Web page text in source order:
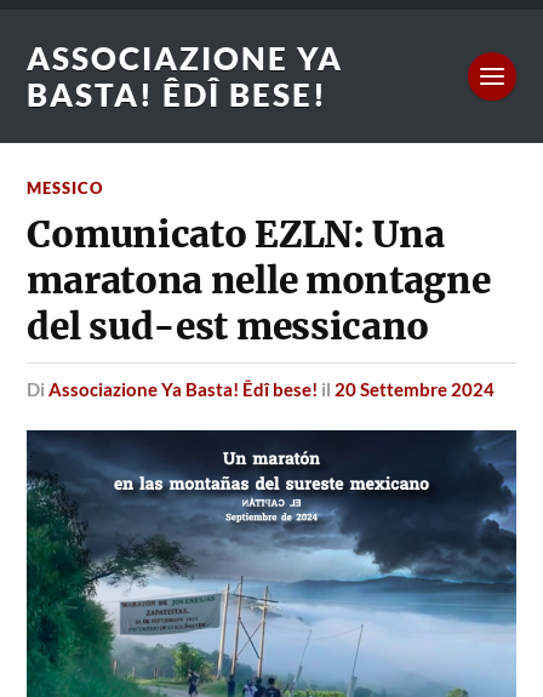
ASSOCIAZIONE YA
BASTA! ÊDÎ BESE!
MESSICO
Comunicato EZLN: Una
maratona nelle montagne
del sud-est messicano
diAssociazione Ya Basta! Êdî bese! il 20 Settembre 2024